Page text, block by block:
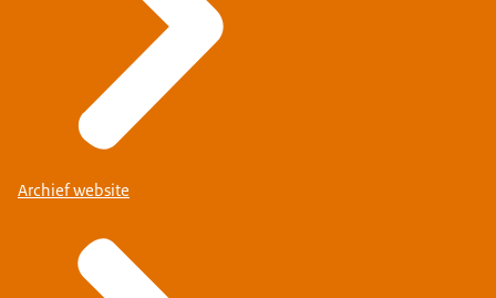
Archief website